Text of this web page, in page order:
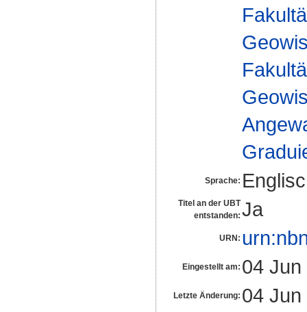
Sprache:
Titel an der UBT
entstanden: Ja
URN:
Eingestellt am: 04
Letzte Änderung: 04